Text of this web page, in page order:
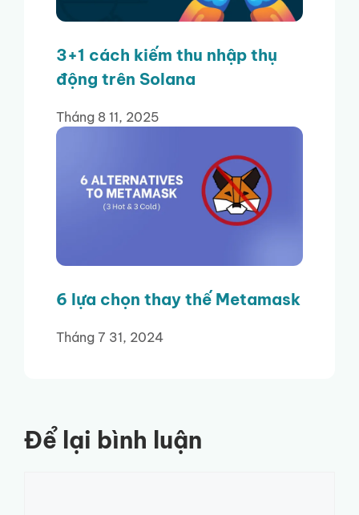
3+1 cách kiếm thu nhập thụ
động trên Solana
Tháng 8 11, 2025
6 lựa chọn thay thế Metamask
Tháng 7 31, 2024
Để lại bình luận